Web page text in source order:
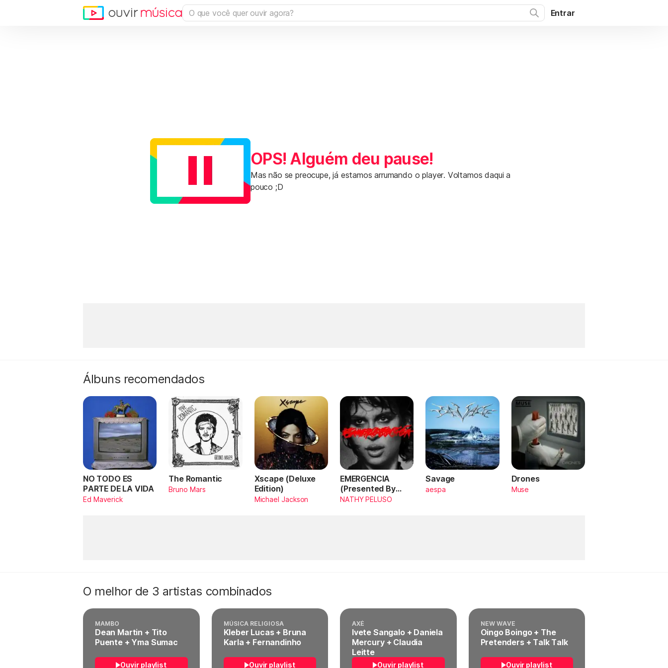
Entrar
OPS! Alguém deu pause!
Mas não se preocupe, já estamos arrumando o player. Voltamos daqui a
pouco ;D
Álbuns recomendados
NO TODO ES
PARTE DE LA VIDA
Ed Maverick
The Romantic
Bruno Mars
Xscape (Deluxe
Edition)
Michael Jackson
EMERGENCIA
(Presented By
PlayStation,
NATHY PELUSO
Savage
aespa
Drones
Muse
O melhor de 3 artistas combinados
MAMBO
Dean Martin + Tito
Puente + Yma Sumac
Ouvir playlist
MÚSICA RELIGIOSA
Kleber Lucas + Bruna
Karla + Fernandinho
Ouvir playlist
AXÉ
Ivete Sangalo + Daniela
Mercury + Claudia
Leitte
Ouvir playlist
NEW WAVE
Oingo Boingo + The
Pretenders + Talk Talk
Ouvir playlist